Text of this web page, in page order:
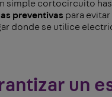
simple cortocircuito
preventivas para
donde se utilice
un